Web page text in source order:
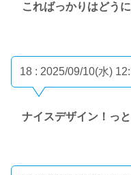
こればっかりはどう
18 : 2025/09/10(水)
ナイスデザイン！っ